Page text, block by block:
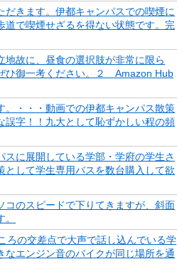
きます。伊都キャンパスでの喫煙に
で喫煙せざるを得ない状態です。完
故に、昼食の選択肢が非常に限ら
ひ御一考ください。２ Amazon Hub
・・・動画での伊都キャンパス散策
字！！九大として恥ずかしい程の頻
に展開している学部・学府の学生さ
して学生専用バスを数台購入して欲
のスピードで下りてきますが、斜面
ろの交差点で大声で話し込んでいる学
エンジン音のバイクが同じ場所を通